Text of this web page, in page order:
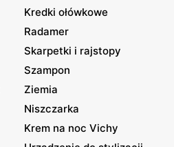
Kredki ołówkowe
Radamer
Skarpetki i rajstopy
Szampon
Ziemia
Niszczarka
Krem na noc Vichy